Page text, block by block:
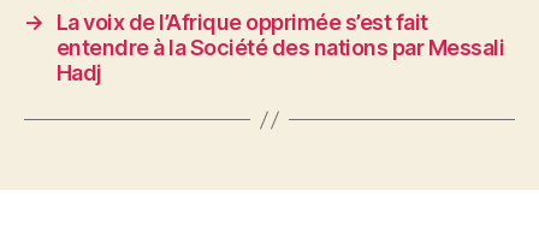
→
La voix de l’Afrique opprimée s’est fait
entendre à la Société des nations par Messali
Hadj